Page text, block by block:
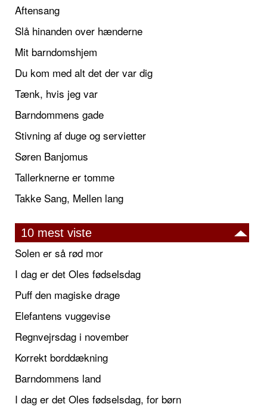
Aftensang
Slå hinanden over hænderne
Mit barndomshjem
Du kom med alt det der var dig
Tænk, hvis jeg var
Barndommens gade
Stivning af duge og servietter
Søren Banjomus
Tallerknerne er tomme
Takke Sang, Mellen lang
10 mest viste
Solen er så rød mor
I dag er det Oles fødselsdag
Puff den magiske drage
Elefantens vuggevise
Regnvejrsdag i november
Korrekt borddækning
Barndommens land
I dag er det Oles fødselsdag, for børn